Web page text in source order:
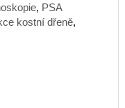
, PSA
kostní dřeně,